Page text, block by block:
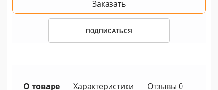
Заказать
ПОДПИСАТЬСЯ
О товаре Характеристики
Отзывы 0